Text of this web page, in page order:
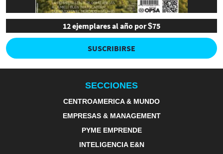
12 ejemplares al año por $75
SUSCRIBIRSE
SECCIONES
CENTROAMERICA & MUNDO
EMPRESAS & MANAGEMENT
PYME EMPRENDE
INTELIGENCIA E&N